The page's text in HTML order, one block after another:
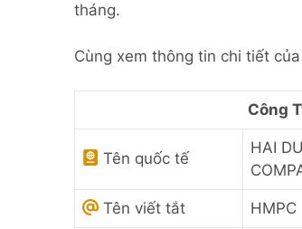
tháng.
Cùng xem thông tin chi tiết
Công
Tên quốc tế
HAI
Tên viết tắt HMPC